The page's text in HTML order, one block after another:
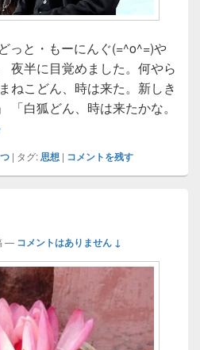
っと・もーにんぐ(=^o^=)や
夜半に目覚めました。何やら
ねこどん、時は来た。新しき
「白狐どん、時は来たかな。
ブグレード2015
| タグ:思想 | コメントを残す
— コメントはありません ↓